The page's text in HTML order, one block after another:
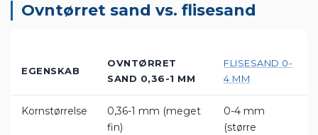
Ovntørret sand vs. flisesand
EGENSKAB
OVNTØRRET
SAND 0,36-1 MM
FLISESAND 0-
4 MM
Kornstørrelse
0,36-1 mm (meget
fin)
0-4 mm
(større